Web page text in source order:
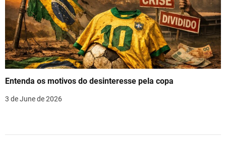
Entenda os motivos do desinteresse pela copa
3 de June de 2026